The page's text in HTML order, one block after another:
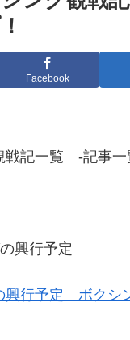
Facebook
戦記一覧 -記事
興行予定
興行予定 ボク